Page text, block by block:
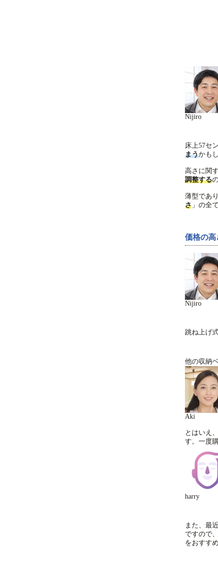
Nijiro
床上57セ
まうかも
高さに関
調整する
薄型であ
さ 」の全
価格の
Nijiro
跳ね上げ
他の収納
Aki
とはいえ
す。一度
harry
また、最
ですので
をおすす